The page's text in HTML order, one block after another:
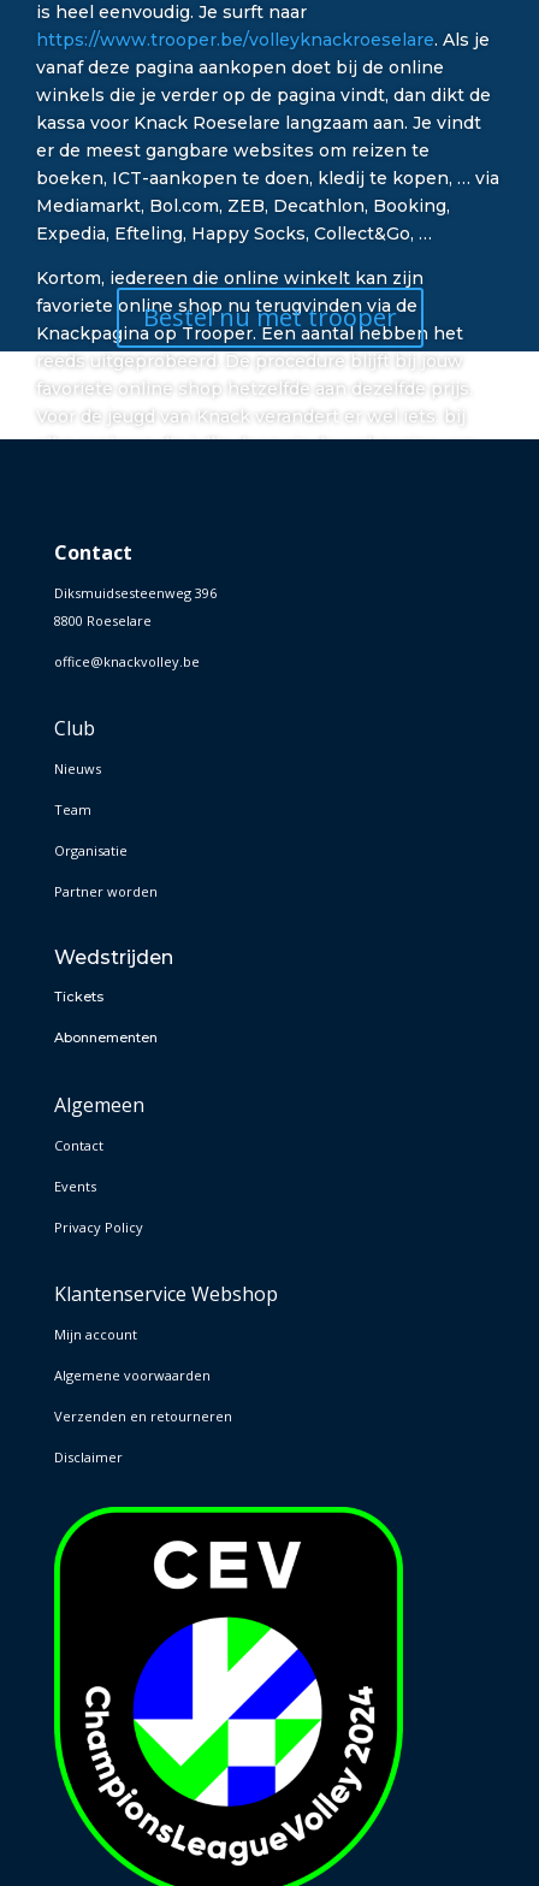
is heel eenvoudig. Je surft naar
https://www.trooper.be/volleyknackroeselare. Als je
vanaf deze pagina aankopen doet bij de online
winkels die je verder op de pagina vindt, dan dikt de
kassa voor Knack Roeselare langzaam aan. Je vindt
er de meest gangbare websites om reizen te
boeken, ICT-aankopen te doen, kledij te kopen, … via
Mediamarkt, Bol.com, ZEB, Decathlon, Booking,
Expedia, Efteling, Happy Socks, Collect&Go, …
Kortom, iedereen die online winkelt kan zijn
favoriete online shop nu terugvinden via de
Knackpagina op Trooper.Een aantal hebben het
reeds uitgeprobeerd. De procedure blijft bij jouw
favoriete online shop hetzelfde aan dezelfde prijs.
Voor de jeugd van Knack verandert er wel iets: bij
elke aankoop die jullie doen via de webpagina van
Bestel nu met trooper
Contact
Diksmuidsesteenweg 396
8800 Roeselare
office@knackvolley.be
Club
Nieuws
Team
Organisatie
Partner worden
Wedstrijden
Tickets
Abonnementen
Algemeen
Contact
Events
Privacy Policy
Klantenservice Webshop
Mijn account
Algemene voorwaarden
Verzenden en retourneren
Disclaimer